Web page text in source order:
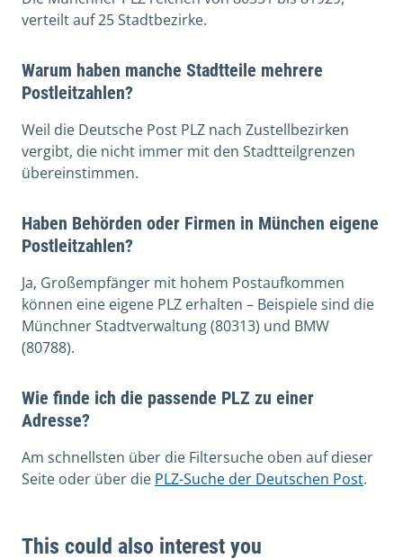
verteilt auf 25 Stadtbezirke.
Warum haben manche Stadtteile mehrere
Postleitzahlen?
Weil die Deutsche Post PLZ nach Zustellbezirken
vergibt, die nicht immer mit den Stadtteilgrenzen
übereinstimmen.
Haben Behörden oder Firmen in München eigene
Postleitzahlen?
Ja, Großempfänger mit hohem Postaufkommen
können eine eigene PLZ erhalten – Beispiele sind die
Münchner Stadtverwaltung (80313) und BMW
(80788).
Wie finde ich die passende PLZ zu einer
Adresse?
Am schnellsten über die Filtersuche oben auf dieser
Seite oder über die PLZ-Suche der Deutschen Post.
This could also interest you